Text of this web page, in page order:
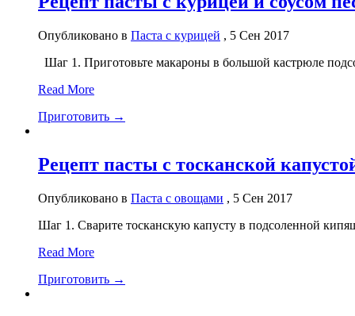
Опубликовано в Паста с курицей , 5 Сен 2017
Шаг 1. Приготовьте макароны в большой кастрюле
Read More
Приготовить →
Рецепт пасты с тосканской
Опубликовано в Паста с овощами , 5 Сен 2017
Шаг 1. Сварите тосканскую капусту в подсоленной
Read More
Приготовить →